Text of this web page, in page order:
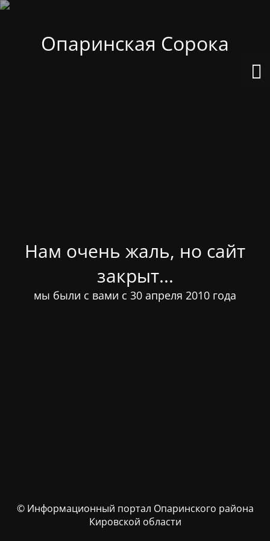
Опаринская Сорока
Нам очень жаль, но сайт
закрыт...
мы были с вами с 30 апреля 2010 года
© Информационный портал Опаринского района
Кировской области